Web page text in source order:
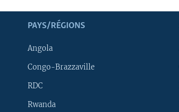
PAYS/RÉGIONS
Angola
Congo-Brazzaville
RDC
Rwanda